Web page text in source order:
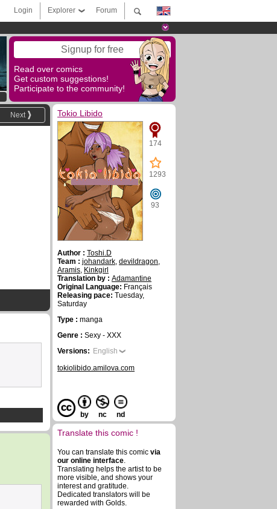
Forum
Explorer
Login
Signup for free
Read over comics
Get custom suggestions!
Participate to the community!
Next Tokio Libido
174
1293
93
Author : Toshi.D
Team : johandark, devildragon,
Aramis, Kinkgirl
Translation by : Adamantine
Original Language: Français
Releasing pace: Tuesday,
Saturday
Type : manga
Genre : Sexy - XXX
Versions: English
tokiolibido.amilova.com
by nc nd
Translate this comic !
You can translate this comic via
our online interface.
Translating helps the artist to be
more visible, and shows your
interest and gratitude.
Dedicated translators will be
rewarded with Golds.